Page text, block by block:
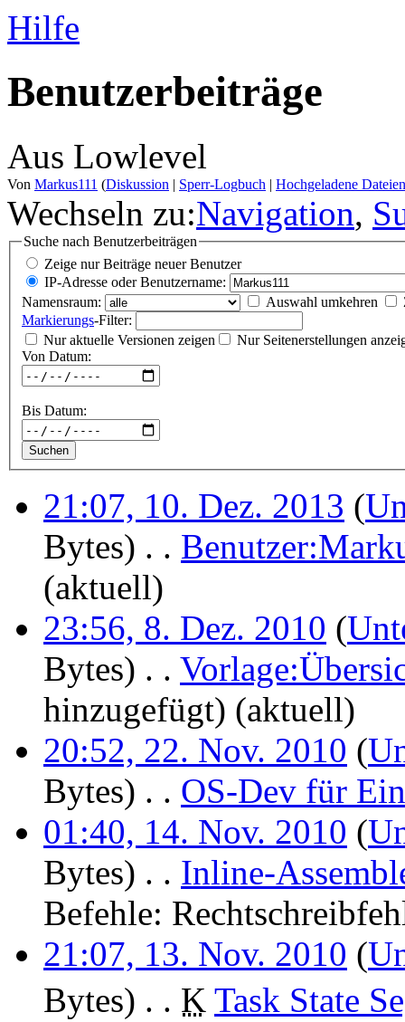
Hilfe
Benutzerbeiträge
Aus Lowlevel
Von Markus111 (Diskussion | Sperr-Logbuch | Hochgeladene Dateien
Wechseln zu:Navigation,
Suche nach Benutzerbeiträgen
Zeige nur Beiträge neuer Benutzer
IP-Adresse oder Benutzername:
Namensraum:
Auswahl umkehren
Markierungs-Filter:
Nur aktuelle Versionen zeigen
Nur Seitenerstellungen
Von Datum:
Bis Datum:
21:07, 10. Dez. 2013 (
Bytes) . .
(aktuell)
23:56, 8. Dez. 2010 (
Bytes) . .
hinzugefügt) (aktuell)
20:52, 22. Nov. 2010 (
Bytes) . . OS-Dev für
01:40, 14. Nov. 2010 (
Bytes) . . Inline-
Befehle:
21:07, 13. Nov. 2010 (
Bytes) . . K Task State